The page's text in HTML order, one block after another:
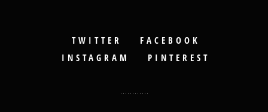
TWITTER
FACEBOOK
INSTAGRAM
PINTEREST